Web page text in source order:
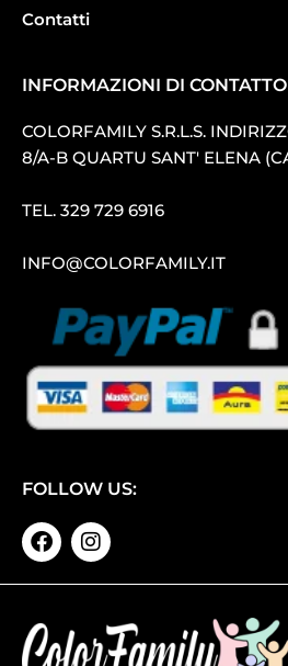
Contatti
INFORMAZIONI DI CONTATTO
COLORFAMILY S.R.L.S.
8/A-B QUARTU SANT′ ELENA
TEL. 329 729 6916
INFO@COLORFAMILY.IT
FOLLOW US: